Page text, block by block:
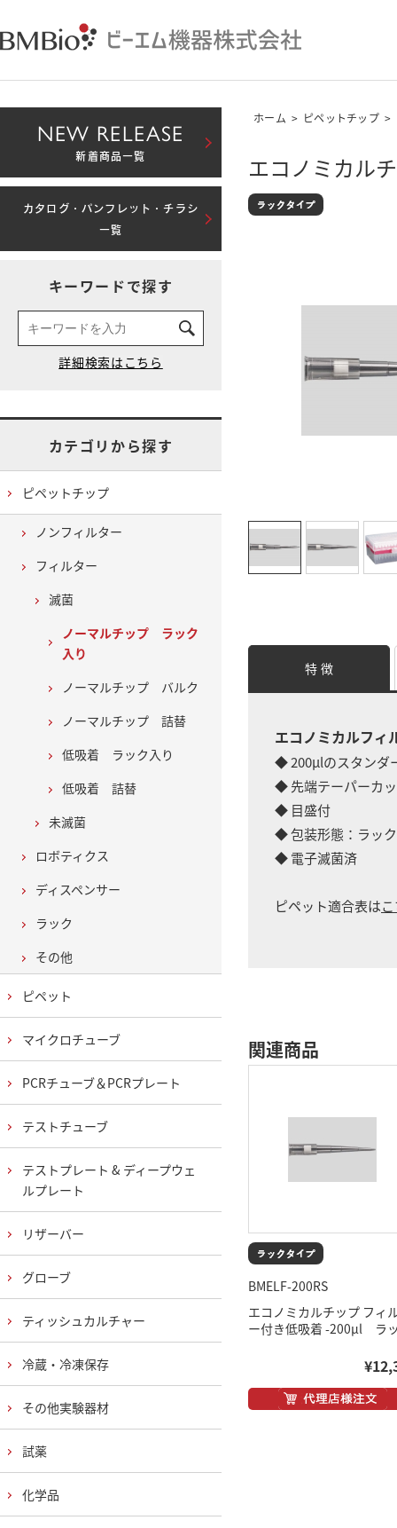
ホーム > ピペットチップ >
エコノミカル
特 徴
エコノミカルフィ
◆ 200μlのスタンダ
◆ 先端テーパーカ
◆ 目盛付
◆ 包装形態：ラック
◆ 電子滅菌済
ピペット適合表は
関連商品
BMELF-200RS
エコノミカルチップ フィ
ー付き低吸着 -200μl ラ
NEW RELEASE
新着商品一覧
カタログ・パンフレット・チラシ
一覧
キーワードで探す
カテゴリから探す
ピペットチップ
ノンフィルター
フィルター
滅菌
ノーマルチップ ラック
入り
ノーマルチップ バルク
ノーマルチップ 詰替
低吸着 ラック入り
低吸着 詰替
未滅菌
ロボティクス
ディスペンサー
ラック
その他
ピペット
マイクロチューブ
PCRチューブ＆PCRプレート
テストチューブ
テストプレート & ディープウェ
ルプレート
リザーバー
グローブ
ティッシュカルチャー
冷蔵・冷凍保存
その他実験器材
試薬
化学品